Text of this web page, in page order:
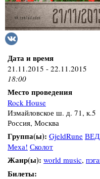
Дата и время
21.11.2015 - 22.11.2015
18:00
Место проведения
Rock House
Измайловское ш. д. 71, к.5
Россия, Москва
Группа(ы): GjeldRune
Меха! Сколот
Жанр(ы): world music,
Билеты: